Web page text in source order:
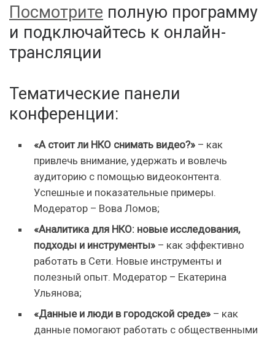
Посмотрите полную программу
и подключайтесь к онлайн-
трансляции
Тематические панели
конференции:
«А стоит ли НКО снимать видео?» – как
привлечь внимание, удержать и вовлечь
аудиторию с помощью видеоконтента.
Успешные и показательные примеры.
Модератор – Вова Ломов;
«Аналитика для НКО: новые исследования,
подходы и инструменты» – как эффективно
работать в Сети. Новые инструменты и
полезный опыт. Модератор – Екатерина
Ульянова;
«Данные и люди в городской среде» – как
данные помогают работать с общественными